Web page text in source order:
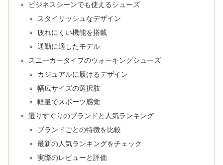
ビジネスシーンでも使えるシューズ
スタイリッシュなデザイン
疲れにくい機能を搭載
通勤に適したモデル
スニーカータイプのウォーキングシューズ
カジュアルに履けるデザイン
幅広サイズの選択肢
軽量でスポーツ感覚
選りすぐりのブランドと人気ランキング
ブランドごとの特徴を比較
最新の人気ランキングをチェック
実際のレビューと評価